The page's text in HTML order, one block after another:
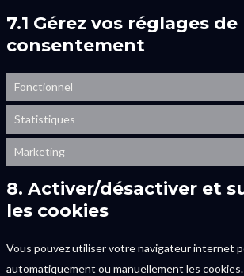
7.1 Gérez vos réglages de
consentement
Fonctionnel
Statistiques
Marketing
8. Activer/désactiver et
les cookies
Vous pouvez utiliser votre navigateur internet
automatiquement ou manuellement les